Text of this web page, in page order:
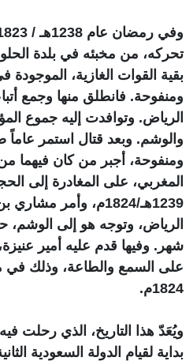
تحركه، من مخبئه في بلدة
بقية القوات الغازية، الموجودة
ومنفوحة. فانطلق منها وجمع
الرياض. وتوافدت إليه جموع
والوشم. وبعد قتال استمر عاماً
ومنفوحة، أجبر من كان فيهما من
المغربي، على المغادرة إلى
1239هـ/1824م، وأمر
الرياض، وتوجه هو إلى
شهر. وفيها قدم عليه أمير
1824م.
ويُعَدّ هذا التاريخ، الذي رحلت
بداية لقيام الدولة السعودية